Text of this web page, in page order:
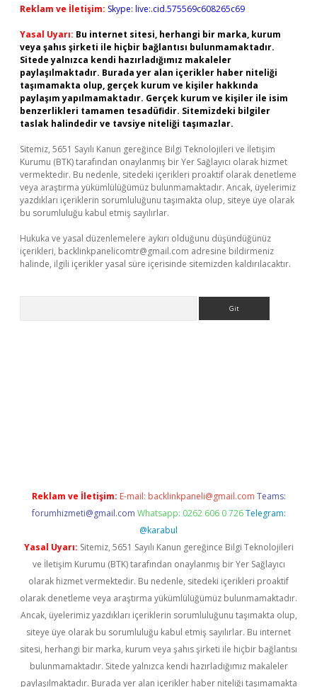
Reklam ve İletişim: Skype: live:.cid.575569c608265c69
Yasal Uyarı: Bu internet sitesi, herhangi bir marka, kurum
veya şahıs şirketi ile hiçbir bağlantısı bulunmamaktadır.
Sitede yalnızca kendi hazırladığımız makaleler
paylaşılmaktadır. Burada yer alan içerikler haber niteliği
taşımamakta olup, gerçek kurum ve kişiler hakkında
paylaşım yapılmamaktadır. Gerçek kurum ve kişiler ile isim
benzerlikleri tamamen tesadüfidir. Sitemizdeki bilgiler
taslak halindedir ve tavsiye niteliği taşımazlar.
Sitemiz, 5651 Sayılı Kanun gereğince Bilgi Teknolojileri ve İletişim
Kurumu (BTK) tarafından onaylanmış bir Yer Sağlayıcı olarak hizmet
vermektedir. Bu nedenle, sitedeki içerikleri proaktif olarak denetleme
veya araştırma yükümlülüğümüz bulunmamaktadır. Ancak, üyelerimiz
yazdıkları içeriklerin sorumluluğunu taşımakta olup, siteye üye olarak
bu sorumluluğu kabul etmiş sayılırlar.
Hukuka ve yasal düzenlemelere aykırı olduğunu düşündüğünüz
içerikleri, backlinkpanelicomtr@gmail.com adresine bildirmeniz
halinde, ilgili içerikler yasal süre içerisinde sitemizden kaldırılacaktır.
Reklam ve İletişim: E-mail: backlinkpaneli@gmail.com Teams:
forumhizmeti@gmail.com Whatsapp: 0262 606 0 726 Telegram:
@karabul
Yasal Uyarı: Sitemiz, 5651 Sayılı Kanun gereğince Bilgi Teknolojileri
ve İletişim Kurumu (BTK) tarafından onaylanmış bir Yer Sağlayıcı
olarak hizmet vermektedir. Bu nedenle, sitedeki içerikleri proaktif
olarak denetleme veya araştırma yükümlülüğümüz bulunmamaktadır.
Ancak, üyelerimiz yazdıkları içeriklerin sorumluluğunu taşımakta olup,
siteye üye olarak bu sorumluluğu kabul etmiş sayılırlar. Bu internet
sitesi, herhangi bir marka, kurum veya şahıs şirketi ile hiçbir bağlantısı
bulunmamaktadır. Sitede yalnızca kendi hazırladığımız makaleler
paylaşılmaktadır. Burada yer alan içerikler haber niteliği taşımamakta